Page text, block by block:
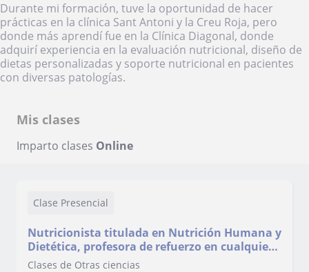
Durante mi formación, tuve la oportunidad de hacer
prácticas en la clínica Sant Antoni y la Creu Roja, pero
donde más aprendí fue en la Clínica Diagonal, donde
adquirí experiencia en la evaluación nutricional, diseño de
dietas personalizadas y soporte nutricional en pacientes
con diversas patologías.
Mis clases
Imparto clases Online
Clase Presencial
Nutricionista titulada en Nutrición Humana y
Dietética, profesora de refuerzo en cualquier
materia relacionada con la nutrición.
Clases de Otras ciencias